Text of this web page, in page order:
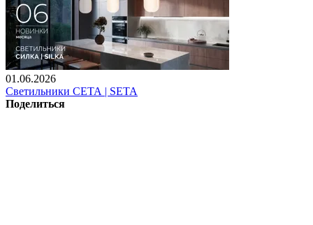
01.06.2026
Светильники СЕТА | SETA
Поделиться